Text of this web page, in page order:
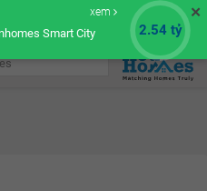
✕
xem
Smart City 2.54 tỷ